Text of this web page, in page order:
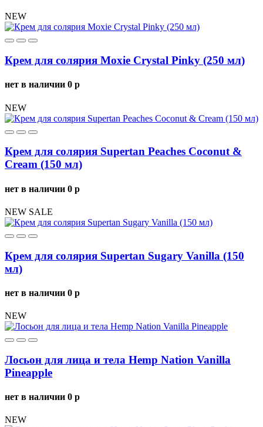
NEW
Крем для солярия Moxie Crystal Pinky (250 мл)
нет в наличии 0 p
NEW
Крем для солярия Supertan Peaches Coconut &
Cream (150 мл)
нет в наличии 0 p
NEW SALE
Крем для солярия Supertan Sugary Vanilla (150
мл)
нет в наличии 0 p
NEW
Лосьон для лица и тела Hemp Nation Vanilla
Pineapple
нет в наличии 0 p
NEW